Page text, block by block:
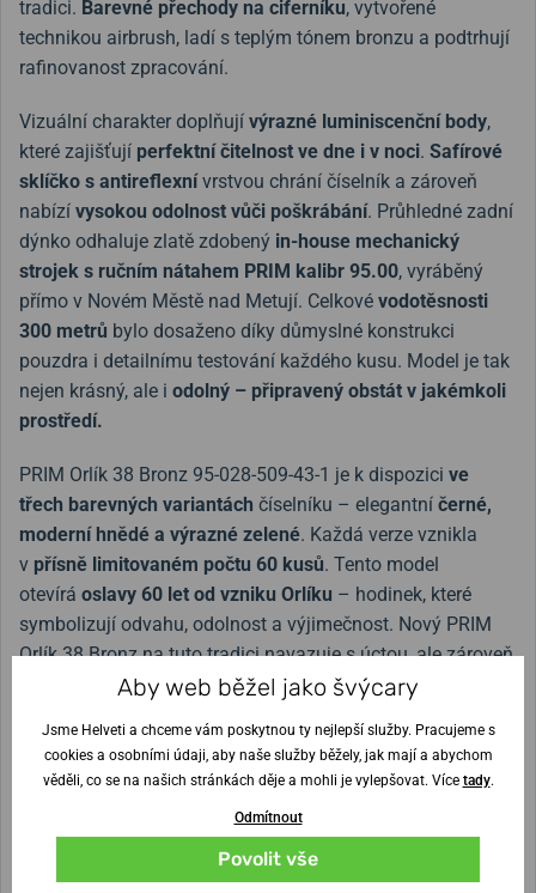
tradici. Barevné přechody na ciferníku, vytvořené
technikou airbrush, ladí s teplým tónem bronzu a podtrhují
rafinovanost zpracování.
Vizuální charakter doplňují výrazné luminiscenční body,
které zajišťují perfektní čitelnost ve dne i v noci. Safírové
sklíčko s antireflexnívrstvou chrání číselník a zároveň
nabízí vysokou odolnost vůči poškrábání. Průhledné zadní
dýnko odhaluje zlatě zdobený in-house mechanický
strojek s ručním nátahem PRIM kalibr 95.00, vyráběný
přímo v Novém Městě nad Metují. Celkové vodotěsnosti
300 metrů bylo dosaženo díky důmyslné konstrukci
pouzdra i detailnímu testování každého kusu. Model je tak
nejen krásný, ale i odolný – připravený obstát v jakémkoli
prostředí.
PRIM Orlík 38 Bronz 95-028-509-43-1 je k dispozici ve
třech barevných variantách číselníku – elegantní černé,
moderní hnědé a výrazné zelené. Každá verze vznikla
v přísně limitovaném počtu 60 kusů. Tento model
otevírá oslavy 60 let od vzniku Orlíku – hodinek, které
symbolizují odvahu, odolnost a výjimečnost. Nový PRIM
Orlík 38 Bronz na tuto tradici navazuje s úctou, ale zároveň
sebevědomě vstupuje do současnosti. Je důkazem, že i
12,5 mm
Průměr pouzdra
38 mm
Aby web běžel jako švýcary
Jsme Helveti a chceme vám poskytnou ty nejlepší služby. Pracujeme s
cookies a osobními údaji, aby naše služby běžely, jak mají a abychom
věděli, co se na našich stránkách děje a mohli je vylepšovat. Více tady.
Odmítnout
Povolit vše